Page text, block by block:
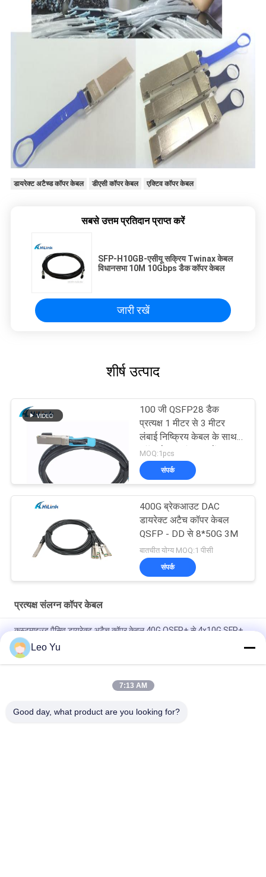
डायरेक्ट अटैच्ड कॉपर केबल डीएसी कॉपर केबल एक्टिव कॉपर केबल
सबसे उत्तम प्रतिदान प्राप्त करें
SFP-H10GB-एसीयू सक्रिय Twinax केबल
विधानसभा 10M 10Gbps डैक कॉपर केबल
जारी रखें
शीर्ष उत्पाद
100 जी QSFP28 डैक
प्रत्यक्ष 1 मीटर से 3 मीटर
लंबाई निष्क्रिय केबल के साथ
कॉपर केबल संलग्न करें
MOQ:1pcs
संपर्क
400G ब्रेकआउट DAC
डायरेक्ट अटैच कॉपर केबल
QSFP - DD से 8*50G 3M
बातचीत योग्य MOQ:1 पीसी
संपर्क
प्रत्यक्ष संलग्न कॉपर केबल
कस्टमाइज्ड पैसिव डायरेक्ट अटैच कॉपर केबल 40G QSFP+ से 4x10G SFP+
ब्रांड संगत 200G QSFP56 पैसिव डायरेक्ट अटैच कॉपर ट्विनैक्स केबल 2M
PVC QSFP56 200G DAC केबल
40G QSFP+ से 4*10G SFP+ 5M 10G/40Gigabit ईथरनेट डेटा सेंटर के
Leo Yu
7:13 AM
Good day, what product are you looking for?